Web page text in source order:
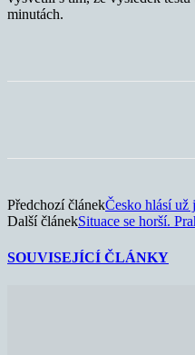
minutách.
Předchozí článekČesko hlásí už
Další článekSituace se horší.
SOUVISEJÍCÍ ČLÁNKY